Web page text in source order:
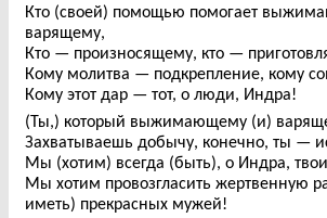
Кто (своей) помощью помогает
варящему,
Кто — произносящему, кто —
Кому молитва — подкрепление, кому
Кому этот дар — тот, о люди, Индра!
(Ты,) который выжимающему (и)
Захватываешь добычу, конечно, ты —
Мы (хотим) всегда (быть), о Индра,
Мы хотим провозгласить жертвенную
иметь) прекрасных мужей!